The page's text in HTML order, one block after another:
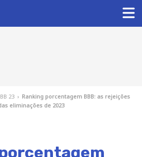
23 › Ranking porcentagem BBB: as rejeições
eliminações de 2023